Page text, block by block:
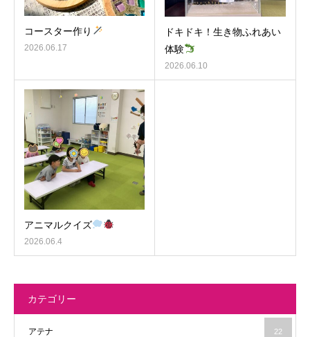
コースター作り
2026.06.17
ドキドキ！生き物ふれあい
体験
2026.06.10
アニマルクイズ
2026.06.4
カテゴリー
アテナ 22